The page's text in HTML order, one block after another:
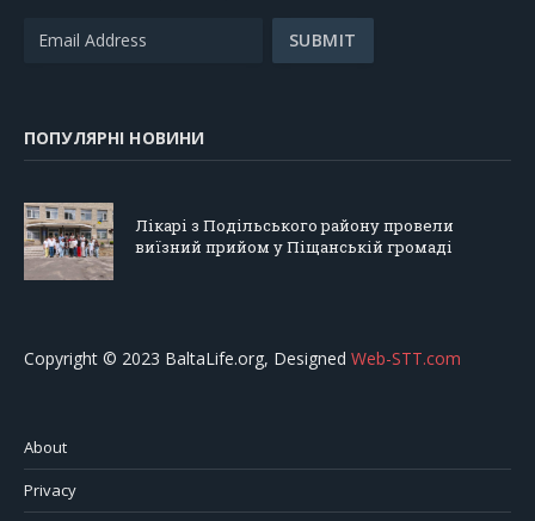
ПОПУЛЯРНІ НОВИНИ
Лікарі з Подільського району провели
виїзний прийом у Піщанській громаді
Copyright © 2023 BaltaLife.org, Designed Web-STT.com
About
Privacy